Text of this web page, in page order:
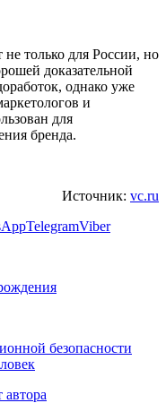
только для России, но
доказательной
однако уже
и
для
бренда.
Источник: vc.ru
TelegramViber
безопасности